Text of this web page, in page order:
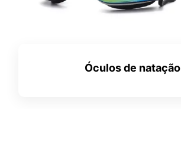
Óculos de natação